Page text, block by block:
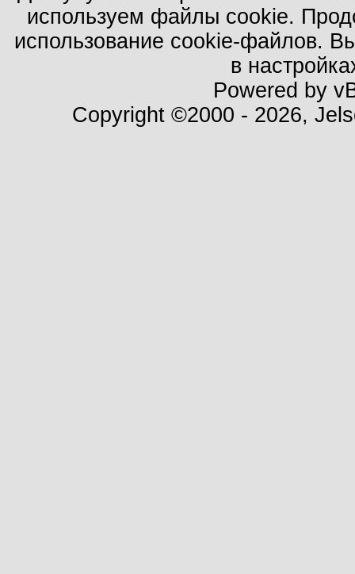
используем файлы cookie.
использование cookie-файлов.
в
Powered by
Copyright ©2000 - 2026,